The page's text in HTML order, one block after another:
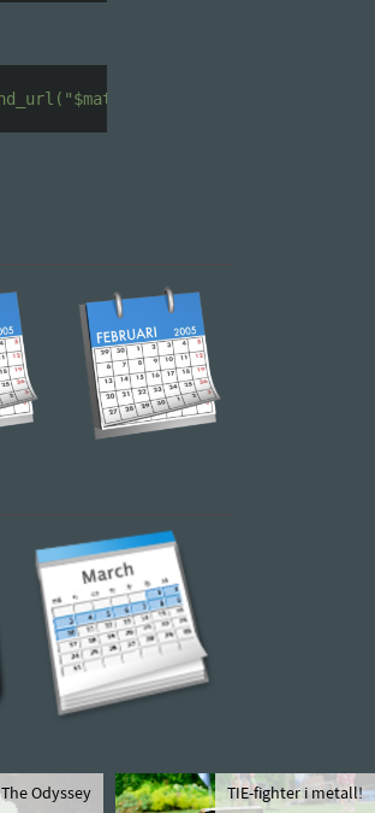
The Odyssey TIE-fighter i metall!